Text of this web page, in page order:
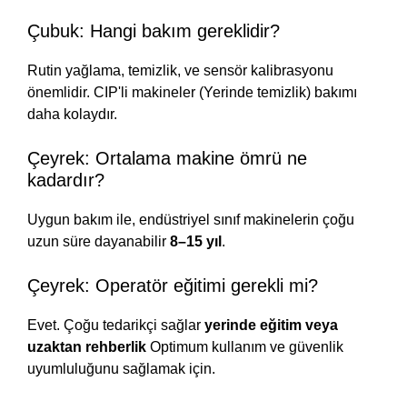
Çubuk: Hangi bakım gereklidir?
Rutin yağlama, temizlik, ve sensör kalibrasyonu
önemlidir. CIP'li makineler (Yerinde temizlik) bakımı
daha kolaydır.
Çeyrek: Ortalama makine ömrü ne
kadardır?
Uygun bakım ile, endüstriyel sınıf makinelerin çoğu
uzun süre dayanabilir 8–15 yıl .
Çeyrek: Operatör eğitimi gerekli mi?
Evet. Çoğu tedarikçi sağlar yerinde eğitim veya
uzaktan rehberlik Optimum kullanım ve güvenlik
uyumluluğunu sağlamak için.